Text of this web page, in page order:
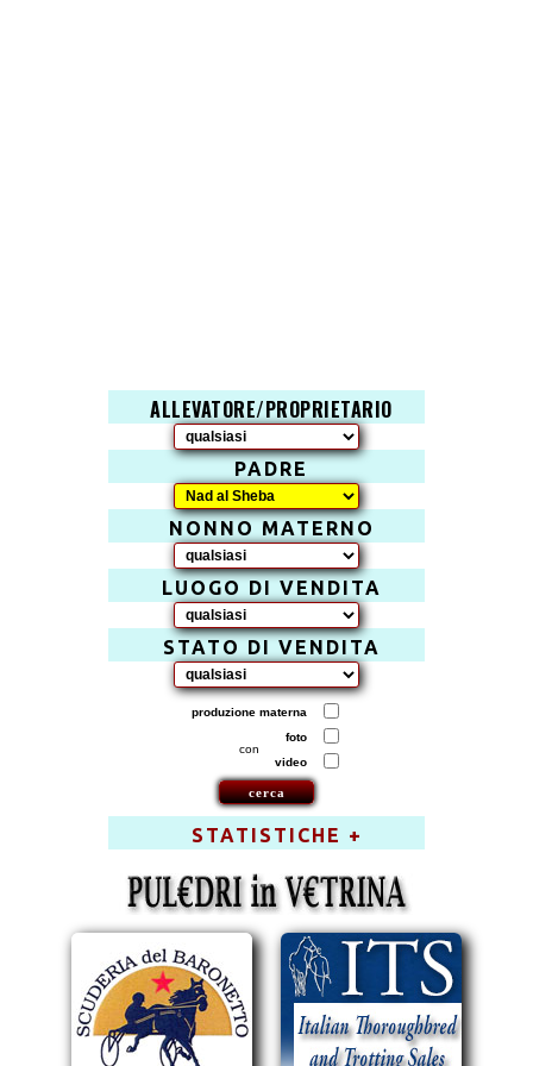
ALLEVATORE/PROPRIETARIO
PADRE
NONNO MATERNO
LUOGO DI VENDITA
STATO DI VENDITA
produzione materna
con
foto
video
STATISTICHE +